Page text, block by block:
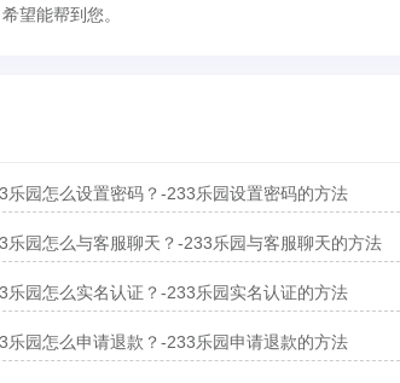
望能帮到您。
乐园怎么设置密码？-233乐园设置密码的方法
乐园怎么与客服聊天？-233乐园与客服聊天的方法
乐园怎么实名认证？-233乐园实名认证的方法
乐园怎么申请退款？-233乐园申请退款的方法